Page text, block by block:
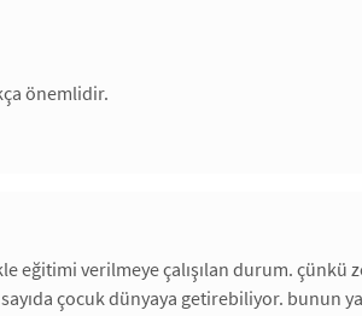
önemlidir.
eğitimi verilmeye çalışılan durum. çünkü
çocuk dünyaya getirebiliyor. bunun